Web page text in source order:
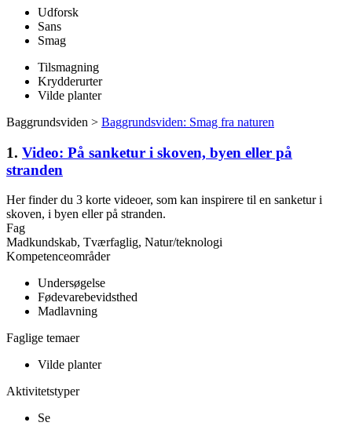
Udforsk
Sans
Smag
Tilsmagning
Krydderurter
Vilde planter
Baggrundsviden > Baggrundsviden: Smag fra naturen
1. Video: På sanketur i skoven, byen eller på
stranden
Her finder du 3 korte videoer, som kan inspirere til en sanketur i
skoven, i byen eller på stranden.
Fag
Madkundskab, Tværfaglig, Natur/teknologi
Kompetenceområder
Undersøgelse
Fødevarebevidsthed
Madlavning
Faglige temaer
Vilde planter
Aktivitetstyper
Se